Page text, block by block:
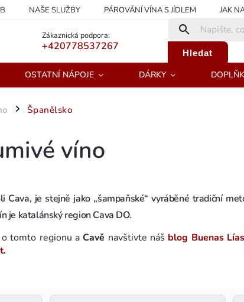
NAŠE SLUŽBY PÁROVÁNÍ VÍNA S JÍDLEM JAK
Zákaznická podpora:
+420778537267
Hledat
OSTATNÍ NÁPOJE DÁRKY
/ Španělsko
víno
Cava, je stejně jako „šampaňské“ vyráběné tradiční
je katalánský regionCava DO.
o tomto regionu aCavě navštivte náš blog Buenas
.